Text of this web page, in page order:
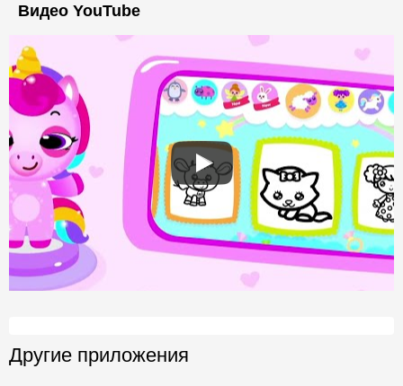
Видео YouTube
Другие приложения